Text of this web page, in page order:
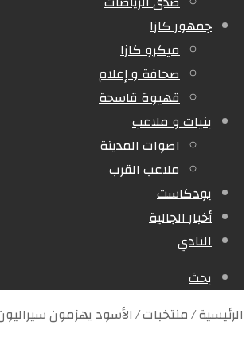
جمهور كازا
ميكرو كازا
صحافة و إعلام
قهيوة قاسحة
بنيات و ملاعب
اصوات المدينة
ملاعب القرب
بودكاست
أخبار الجالية
النادي
بحث
الرئيسية/منتخبات/الأسود يهزمون